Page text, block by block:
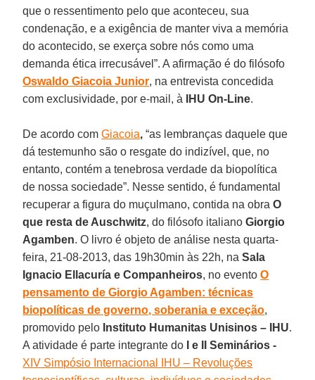
que o ressentimento pelo que aconteceu, sua
condenação, e a exigência de manter viva a memória
do acontecido, se exerça sobre nós como uma
demanda ética irrecusável”. A afirmação é do filósofo
Oswaldo Giacoia Junior, na entrevista concedida
com exclusividade, por e-mail, à
IHU On-Line.
De acordo comGiacoia, “as lembranças daquele que
dá testemunho são o resgate do indizível, que, no
entanto, contém a tenebrosa verdade da biopolítica
de nossa sociedade”. Nesse sentido, é fundamental
recuperar a figura do muçulmano, contida na obraO
que resta de Auschwitz, do filósofo italianoGiorgio
Agamben. O livro é objeto de análise nesta quarta-
feira, 21-08-2013, das 19h30min às 22h, naSala
Ignacio Ellacuría e Companheiros, no eventoO
pensamento de Giorgio Agamben: técnicas
biopolíticas de governo, soberania e exceção,
promovido pelo Instituto Humanitas Unisinos – IHU.
A atividade é parte integrante do
I e II Seminários -
XIV Simpósio Internacional IHU – Revoluções